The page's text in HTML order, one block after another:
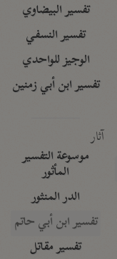
تفسير البيضاوي
تفسير النسفي
الوجيز للواحدي
تفسير ابن أبي زمنين
آثار
موسوعة التفسير
المأثور
الدر المنثور
تفسير ابن أبي حاتم
تفسير مقاتل